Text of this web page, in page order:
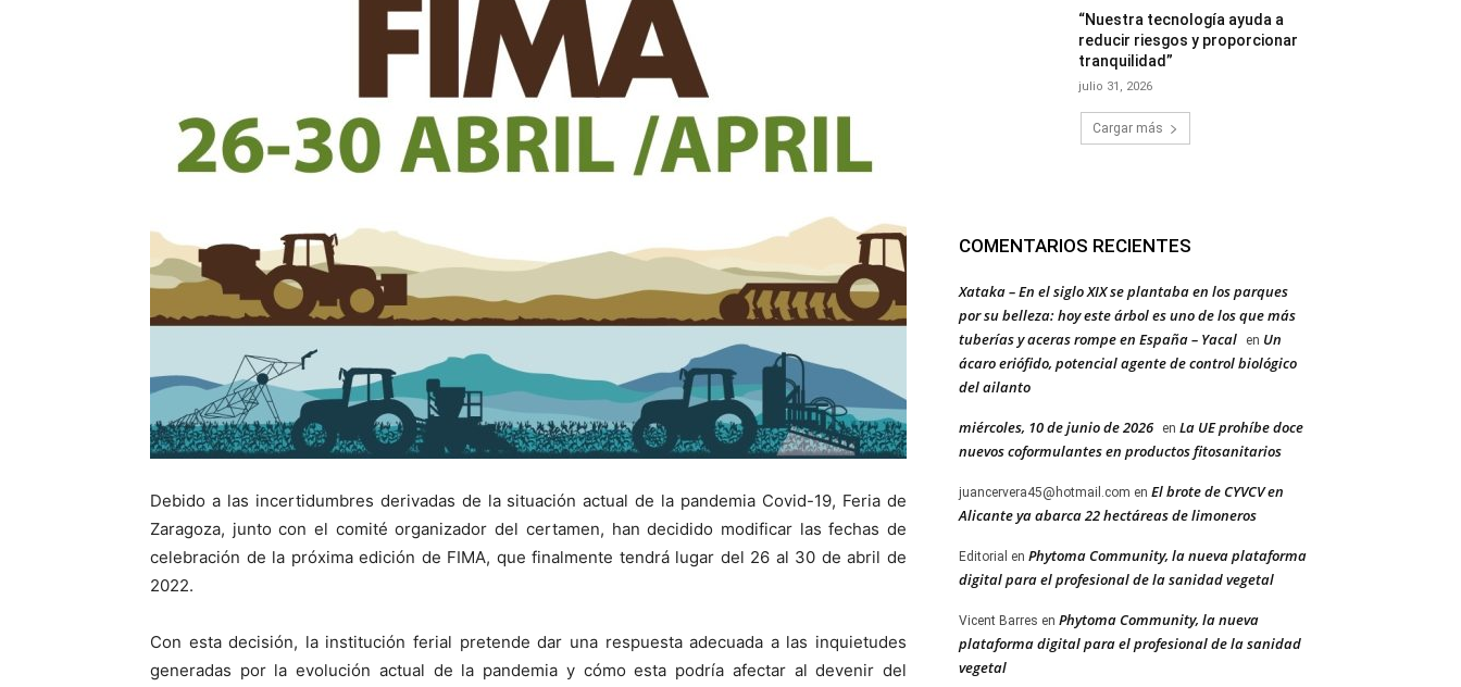
Debido a las incertidumbres derivadas de la situación actual de la pandemia Covid-19, Feria de
Zaragoza, junto con el comité organizador del certamen, han decidido modificar las fechas de
celebración de la próxima edición de FIMA, que finalmente tendrá lugar del 26 al 30 de abril de
2022.
Con esta decisión, la institución ferial pretende dar una respuesta adecuada a las inquietudes
generadas por la evolución actual de la pandemia y cómo esta podría afectar al devenir del
“Nuestra tecnología ayuda a
reducir riesgos y proporcionar
tranquilidad”
julio 31, 2026
Cargar más
COMENTARIOS RECIENTES
Xataka – En el siglo XIX se plantaba en los parques
por su belleza: hoy este árbol es uno de los que más
tuberías y aceras rompe en España – Yacal
en Un
ácaro eriófido, potencial agente de control biológico
del ailanto
miércoles, 10 de junio de 2026 en La UE prohíbe doce
nuevos coformulantes en productos fitosanitarios
juancervera45@hotmail.com en El brote de CYVCV en
Alicante ya abarca 22 hectáreas de limoneros
Editorial en Phytoma Community, la nueva plataforma
digital para el profesional de la sanidad vegetal
Vicent Barres en Phytoma Community, la nueva
plataforma digital para el profesional de la sanidad
vegetal